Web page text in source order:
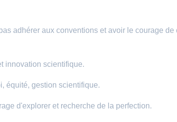
adhérer aux conventions et avoir le courage de
innovation scientifique.
équité, gestion scientifique.
d'explorer et recherche de la perfection.